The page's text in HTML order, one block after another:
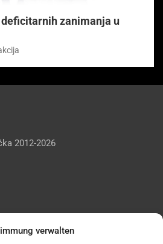
verwalten
zanimanja u
2012-2026